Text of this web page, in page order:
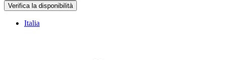
Verifica la disponibilità
Italia